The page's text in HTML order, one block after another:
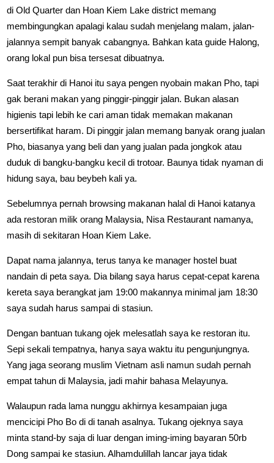
di Old Quarter dan Hoan Kiem Lake district memang
membingungkan apalagi kalau sudah menjelang malam, jalan-
jalannya sempit banyak cabangnya. Bahkan kata guide Halong,
orang lokal pun bisa tersesat dibuatnya.
Saat terakhir di Hanoi itu saya pengen nyobain makan Pho, tapi
gak berani makan yang pinggir-pinggir jalan. Bukan alasan
higienis tapi lebih ke cari aman tidak memakan makanan
bersertifikat haram. Di pinggir jalan memang banyak orang jualan
Pho, biasanya yang beli dan yang jualan pada jongkok atau
duduk di bangku-bangku kecil di trotoar. Baunya tidak nyaman di
hidung saya, bau beybeh kali ya.
Sebelumnya pernah browsing makanan halal di Hanoi katanya
ada restoran milik orang Malaysia, Nisa Restaurant namanya,
masih di sekitaran Hoan Kiem Lake.
Dapat nama jalannya, terus tanya ke manager hostel buat
nandain di peta saya. Dia bilang saya harus cepat-cepat karena
kereta saya berangkat jam 19:00 makannya minimal jam 18:30
saya sudah harus sampai di stasiun.
Dengan bantuan tukang ojek melesatlah saya ke restoran itu.
Sepi sekali tempatnya, hanya saya waktu itu pengunjungnya.
Yang jaga seorang muslim Vietnam asli namun sudah pernah
empat tahun di Malaysia, jadi mahir bahasa Melayunya.
Walaupun rada lama nunggu akhirnya kesampaian juga
mencicipi Pho Bo di di tanah asalnya. Tukang ojeknya saya
minta stand-by saja di luar dengan iming-iming bayaran 50rb
Dong sampai ke stasiun. Alhamdulillah lancar jaya tidak